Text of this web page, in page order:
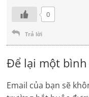
0
Trả lời
Để lại một
Email của bạn sẽ